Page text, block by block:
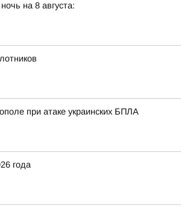
на 8 августа:
при атаке украинских БПЛА
года